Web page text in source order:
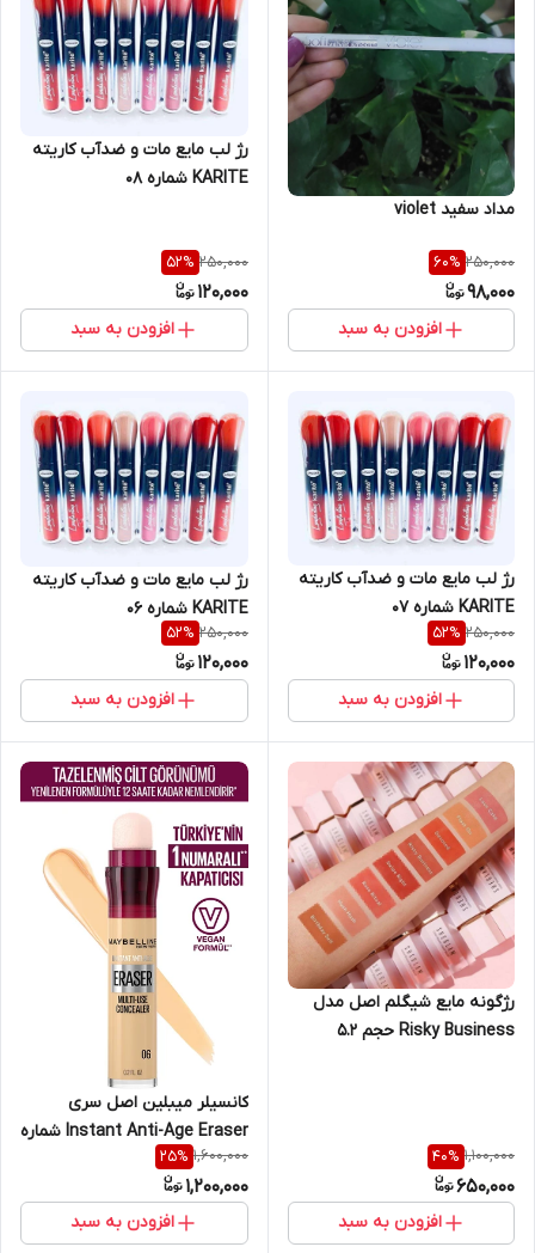
مداد سفید violet
250,000
60%
98,000
افزودن به سبد
رژ لب مایع مات و ضدآب کاریته
KARITE شماره ۰۸
250,000
52%
120,000
افزودن به سبد
رژ لب مایع مات و ضدآب کاریته
KARITE شماره ۰۷
250,000
52%
120,000
افزودن به سبد
رژ لب مایع مات و ضدآب کاریته
KARITE شماره ۰۶
250,000
52%
120,000
افزودن به سبد
رژگونه مایع شیگلم اصل مدل
Risky Business حجم ۵.۲
1,100,000
40%
650,000
افزودن به سبد
کانسیلر میبلین اصل سری
Instant Anti-Age Eraser شماره
06
1,600,000
25%
1,200,000
افزودن به سبد